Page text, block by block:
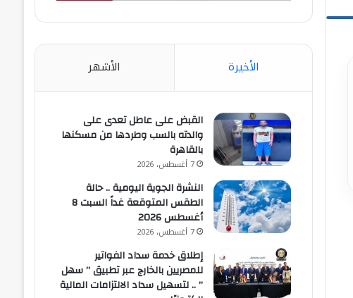
الأخيرة الأشهر
القبض على عاطل تعدى على
والدته بالسب وطردها من مسكنها
بالقاهرة
7 أغسطس، 2026
النشرة الجوية اليومية .. حالة
الطقس المتوقعة غداً السبت 8
أغسطس 2026
7 أغسطس، 2026
إطلاق خدمة سداد الفواتير
للمصريين بالخارج عبر تطبيق ” سهل
” .. لتسهيل سداد الالتزامات المالية